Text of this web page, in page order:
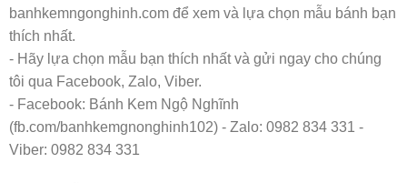
banhkemngonghinh.com để xem và lựa chọn mẫu bánh bạn
thích nhất.
- Hãy lựa chọn mẫu bạn thích nhất và gửi ngay cho chúng
tôi qua Facebook, Zalo, Viber.
- Facebook: Bánh Kem Ngộ Nghĩnh
(fb.com/banhkemgnonghinh102) - Zalo: 0982 834 331 -
Viber: 0982 834 331